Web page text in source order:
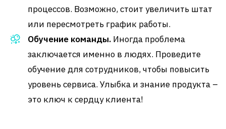
процессов. Возможно, стоит увеличить штат
или пересмотреть график работы.
Обучение команды. Иногда проблема
заключается именно в людях. Проведите
обучение для сотрудников, чтобы повысить
уровень сервиса. Улыбка и знание продукта –
это ключ к сердцу клиента!